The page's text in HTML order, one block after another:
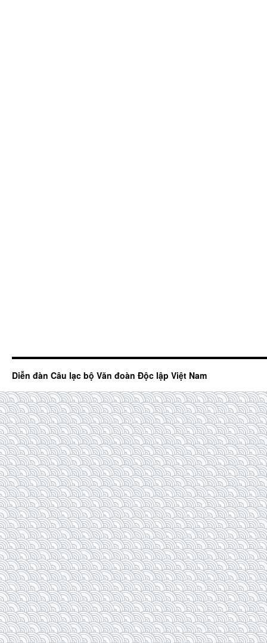
Diễn đàn Câu lạc bộ Văn đoàn Độc lập Việt Nam